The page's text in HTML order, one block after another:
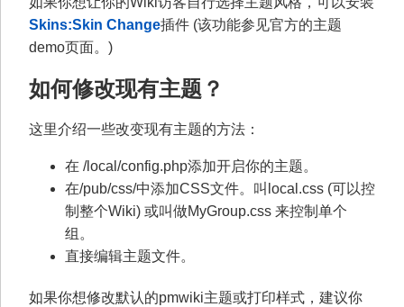
Skins:Skin Change插件 (该功能参见官方的主题
demo页面。)
如何修改现有主题？
这里介绍一些改变现有主题的方法：
在 /local/config.php添加开启你的主题。
在/pub/css/中添加CSS文件。叫local.css (可以控
制整个Wiki) 或叫做MyGroup.css 来控制单个
组。
直接编辑主题文件。
如果你想修改默认的pmwiki主题或打印样式，建议你